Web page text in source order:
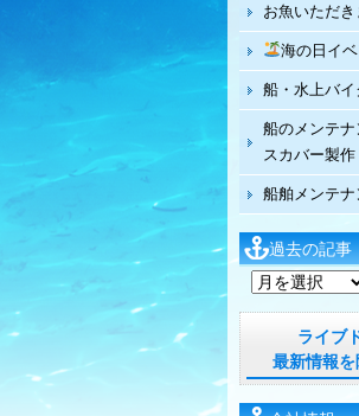
お魚いただき
海の日イベ
船・水上バ
船のメンテ
スカバー製作
船舶メンテナ
過去の記事
の
記
事
ライブ
最新情報を